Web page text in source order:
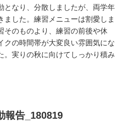
となり、分散しましたが、両学年
ました。練習メニューは割愛しま
そのものより、練習の前後や休
クの時間帯が大変良い雰囲気にな
。実りの秋に向けてしっかり積み
報告_180819